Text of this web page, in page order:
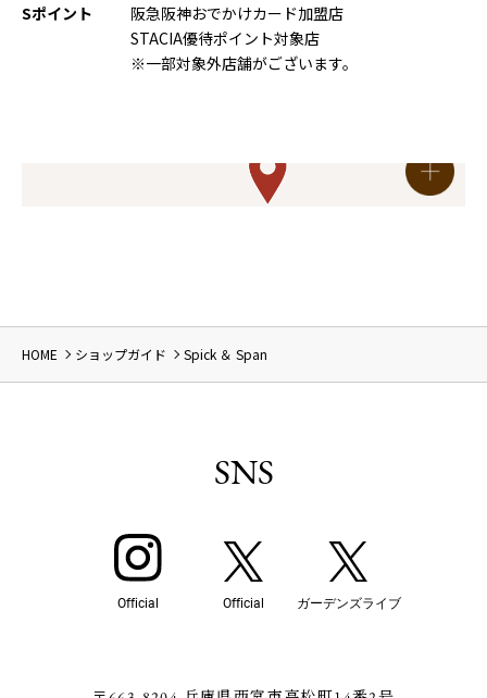
Sポイント
阪急阪神おでかけカード加盟店
STACIA優待ポイント対象店
※一部対象外店舗がございます。
HOME ショップガイド Spick ＆ Span
SNS
Official Official ガーデンズライブ